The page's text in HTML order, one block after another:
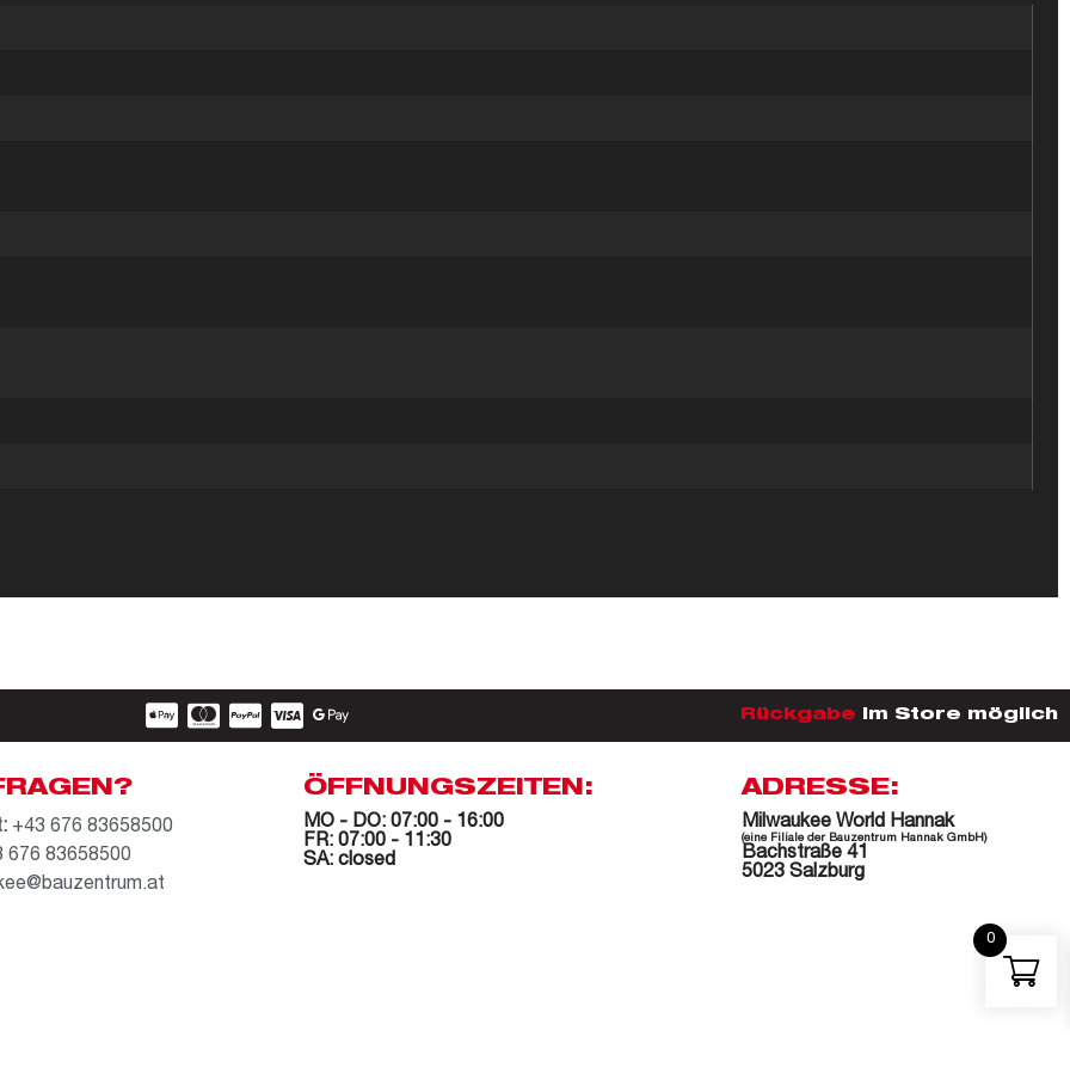
Rückgabe im Store möglich
+43 676 83658500
676 83658500
ÖFFNUNGSZEITEN:
MO - DO: 07:00 - 16:00
FR: 07:00 - 11:30
SA: closed
ADRESSE:
Milwaukee World Hannak
(eine Filiale der Bauzentrum Hannak GmbH)
Bachstraße 41
5023 Salzburg
0